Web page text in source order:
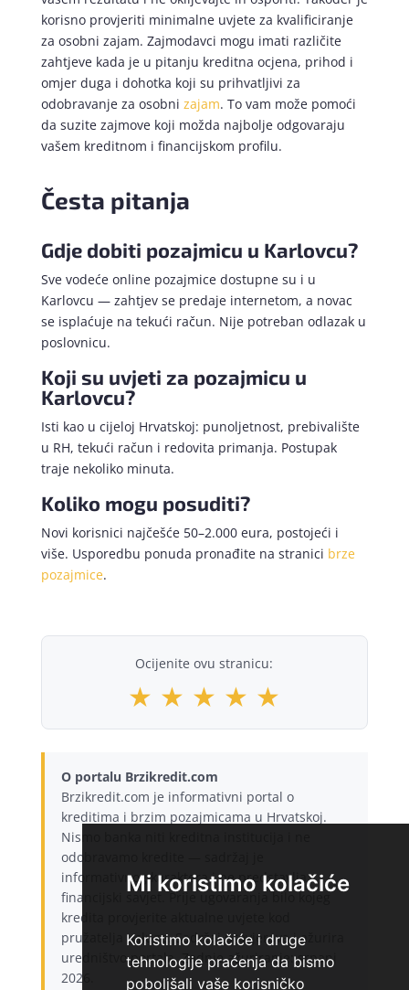
Mi koristimo kolačiće
Koristimo kolačiće i druge
tehnologije praćenja da bismo
poboljšali vaše korisničko
korisno provjeriti minimalne uvjete za kvalificiranje
za osobni zajam. Zajmodavci mogu imati različite
zahtjeve kada je u pitanju kreditna ocjena, prihod i
omjer duga i dohotka koji su prihvatljivi za
odobravanje za osobni zajam. To vam može pomoći
da suzite zajmove koji možda najbolje odgovaraju
vašem kreditnom i financijskom profilu.
Česta pitanja
Gdje dobiti pozajmicu u Karlovcu?
Sve vodeće online pozajmice dostupne su i u
Karlovcu — zahtjev se predaje internetom, a novac
se isplaćuje na tekući račun. Nije potreban odlazak u
poslovnicu.
Koji su uvjeti za pozajmicu u
Karlovcu?
Isti kao u cijeloj Hrvatskoj: punoljetnost, prebivalište
u RH, tekući račun i redovita primanja. Postupak
traje nekoliko minuta.
Koliko mogu posuditi?
Novi korisnici najčešće 50–2.000 eura, postojeći i
više. Usporedbu ponuda pronađite na stranici brze
pozajmice.
Ocijenite ovu stranicu:
★ ★ ★ ★ ★
O portalu Brzikredit.com
Brzikredit.com je informativni portal o
kreditima i brzim pozajmicama u Hrvatskoj.
Nismo banka niti kreditna institucija i ne
odobravamo kredite — sadržaj je
informativnog karaktera i ne predstavlja
financijski savjet. Prije ugovaranja bilo kojeg
kredita provjerite aktualne uvjete kod
pružatelja usluge. Sadržaj provjerava i ažurira
uredništvo portala. Zadnje ažuriranje: srpanj
2026.